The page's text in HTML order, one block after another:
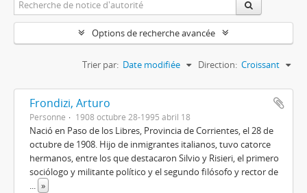
Options de recherche avancée
Trier par: Date modifiée Direction: Croissant
Frondizi, Arturo
Personne 1908 octubre 28-1995 abril 18
Nació en Paso de los Libres, Provincia de Corrientes, el 28 de
octubre de 1908. Hijo de inmigrantes italianos, tuvo catorce
hermanos, entre los que destacaron Silvio y Risieri, el primero
sociólogo y militante político y el segundo filósofo y rector de
... »